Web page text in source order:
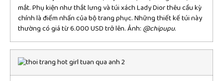
mắt. Phụ kiện như thắt lưng và túi xách Lady Dior thêu cầu kỳ
chính là điểm nhấn của bộ trang phục. Những thiết kế túi này
thường có giá từ 6.000 USD trở lên. Ảnh: @chipupu.